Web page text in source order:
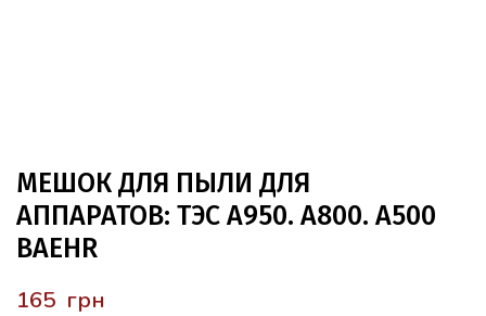
МЕШОК ДЛЯ ПЫЛИ ДЛЯ
АППАРАТОВ: ТЭС А950. А800. А500
BAEHR
грн